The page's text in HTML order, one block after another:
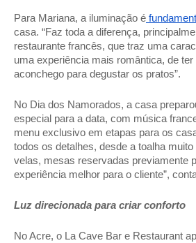
Para Mariana, a iluminação é
casa. “Faz toda a diferença,
restaurante francês, que traz uma
uma experiência mais romântica, de
aconchego para degustar os pratos”.
No Dia dos Namorados, a casa
especial para a data, com música
menu exclusivo em etapas para os
todos os detalhes, desde a toalha
velas, mesas reservadas previamente
experiência melhor para o cliente”,
Luz direcionada para criar conforto
No Acre, o La Cave Bar e Restaurant